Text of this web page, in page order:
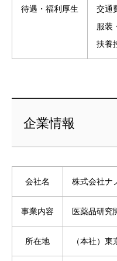
待遇・福利厚生
交通
服装
扶養
企業情報
会社名 株式会社ナ
事業内容 医薬品研究
所在地 （本社）